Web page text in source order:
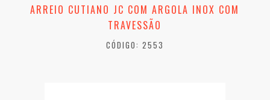
ARREIO CUTIANO JC COM ARGOLA INOX COM
TRAVESSÃO
CÓDIGO: 2553